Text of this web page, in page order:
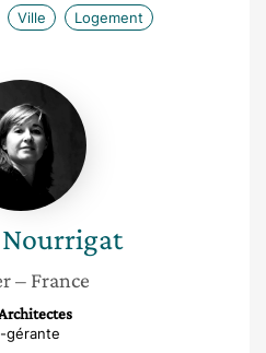
Ville Logement
Élodie
Nourrigat
Nourrigat
– France
gérante